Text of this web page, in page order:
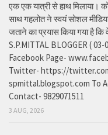
एक एक यात्री से हाथ मिलाया।
साथ गहलोत ने स्वयं सोशल
जताने का प्रयास किया गया है
S.P.MITTAL BLOGGER (
Facebook Page-
Twitter- https://
spmittal.blogspot.com To
Contact- 9829071511
3 AUG, 2026